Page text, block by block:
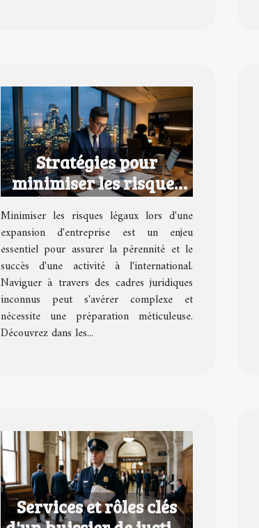
Stratégies pour
minimiser les risques
légaux lors d'une
expansion d'entreprise
Minimiser les risques légaux lors d'une
expansion d'entreprise est un enjeu
essentiel pour assurer la pérennité et le
succès d'une activité à l'international.
Naviguer à travers des cadres juridiques
inconnus peut s'avérer complexe et
nécessite une préparation méticuleuse.
Découvrez dans les...
Services et rôles clés